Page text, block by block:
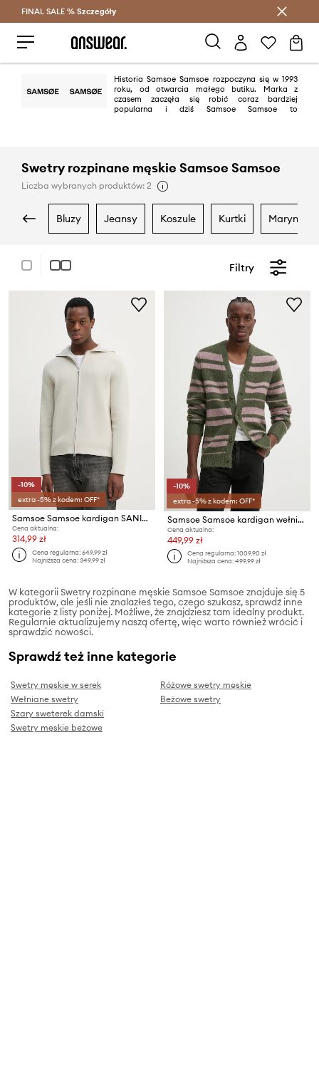
Oszczędzaj z Answear Club >
FINAL SALE % Szczegóły
Historia Samsoe Samsoe rozpoczyna się w 1993
roku, od otwarcia małego butiku. Marka z
czasem zaczęła się robić coraz bardziej
popularna i dziś Samsoe Samsoe to
Swetry rozpinane męskie Samsoe Samsoe
Liczba wybranych produktów: 2
bluzy jeansy koszule kurtki
Filtry
-10%
extra -5% z kodem: OFF*
Samsoe Samsoe kardigan SANIKLAS
Cena aktualna:
314,99 zł
Cena regularna:649,99 zł
Najniższa cena:349,99 zł
-10%
extra -5% z kodem: OFF*
Samsoe Samsoe kardigan wełniany SAARIN
Cena aktualna:
449,99 zł
Cena regularna:1009,90 zł
Najniższa cena:499,99 zł
W kategorii Swetry rozpinane męskie Samsoe Samsoe znajduje się 5
produktów, ale jeśli nie znalazłeś tego, czego szukasz, sprawdź inne
kategorie z listy poniżej. Możliwe, że znajdziesz tam idealny produkt.
Regularnie aktualizujemy naszą ofertę, więc warto również wrócić i
sprawdzić nowości.
Sprawdź też inne kategorie
Swetry męskie w serek
Różowe swetry męskie
Wełniane swetry
Beżowe swetry
Szary sweterek damski
Swetry męskie beżowe